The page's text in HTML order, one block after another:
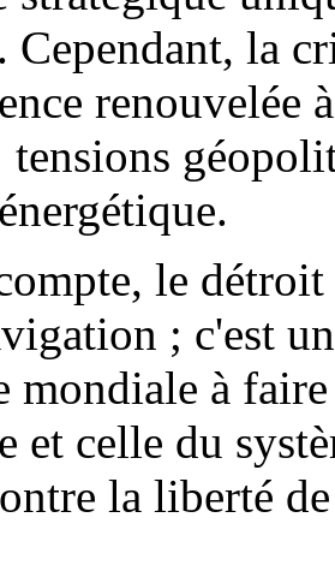
Cependant, la
renouvelée
le
; c'est
mondiale à
et celle du
la liberté